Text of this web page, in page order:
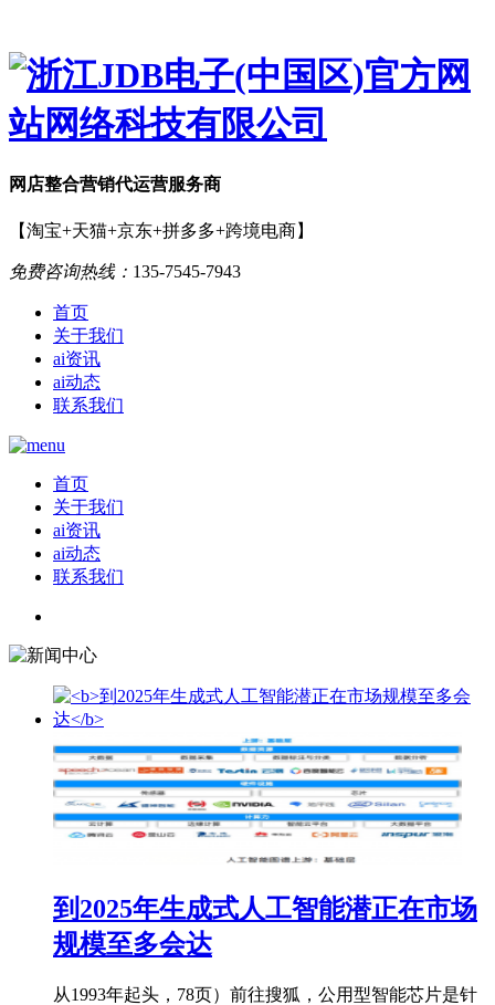
网店整合营销代运营服务商
【淘宝+天猫+京东+拼多多+跨境电商】
免费咨询热线： 135-7545-7943
首页
关于我们
ai资讯
ai动态
联系我们
首页
关于我们
ai资讯
ai动态
联系我们
到2025年生成式人工智能潜正在市场
规模至多会达
从1993年起头，78页）前往搜狐，公用型智能芯片是针